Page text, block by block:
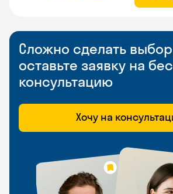
Сложно сделать
оставьте заявку на
консультацию
Хочу на